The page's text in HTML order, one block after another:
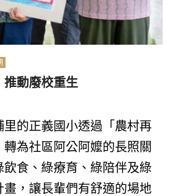
動廢校重生
里的正義國小透過「農村再
為社區阿公阿嬤的長照關
食、綠療育、綠陪伴及綠
，讓長輩們有舒適的場地